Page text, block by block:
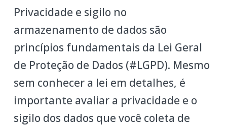
Privacidade e sigilo no
armazenamento de dados são
princípios fundamentais da Lei Geral
de Proteção de Dados (#LGPD). Mesmo
sem conhecer a lei em detalhes, é
importante avaliar a privacidade e o
sigilo dos dados que você coleta de